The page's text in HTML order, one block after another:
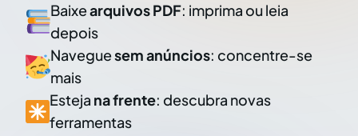
Baixearquivos PDF: imprima ou leia
depois
Naveguesem anúncios: concentre-se
mais
Esteja na frente: descubra novas
ferramentas